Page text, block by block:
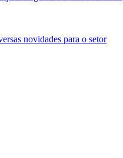
novidades para o setor